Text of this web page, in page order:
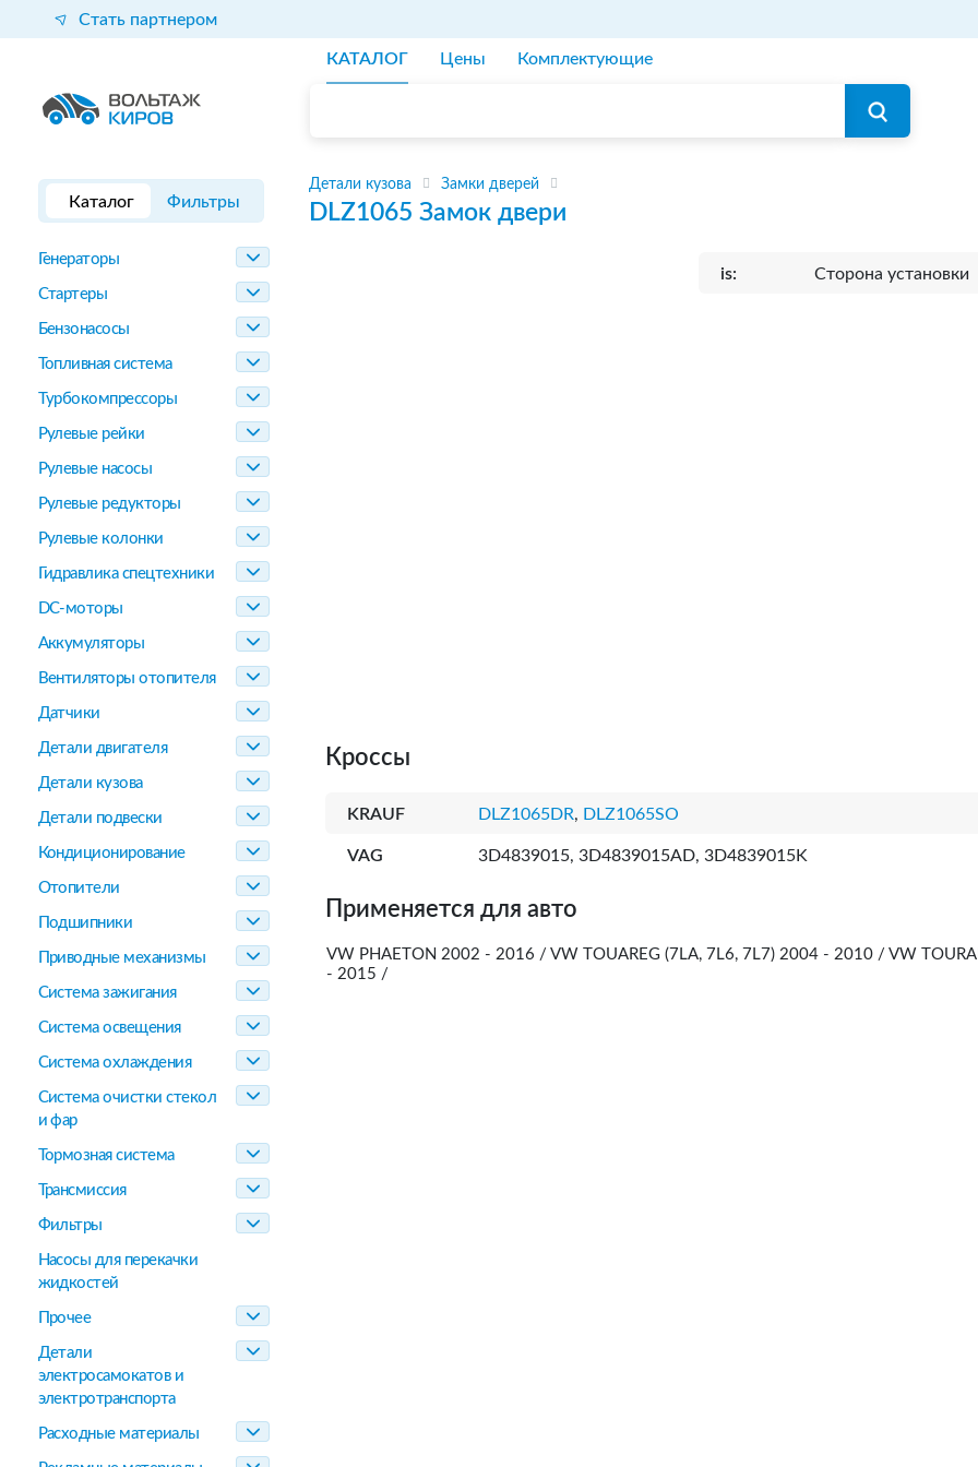
Стать партнером
КАТАЛОГ Цены Комплектующие
Каталог Фильтры
Генераторы
Стартеры
Бензонасосы
Топливная система
Турбокомпрессоры
Рулевые рейки
Рулевые насосы
Рулевые редукторы
Рулевые колонки
Гидравлика спецтехники
DC-моторы
Аккумуляторы
Вентиляторы отопителя
Датчики
Детали двигателя
Детали кузова
Детали подвески
Кондиционирование
Отопители
Подшипники
Приводные механизмы
Система зажигания
Система освещения
Система охлаждения
Система очистки стекол
и фар
Тормозная система
Трансмиссия
Фильтры
Насосы для перекачки
жидкостей
Прочее
Детали
электросамокатов и
электротранспорта
Расходные материалы
Детали кузова Замки дверей
DLZ1065 Замок двери
is: Сторона установки
Кроссы
KRAUF DLZ1065DR, DLZ1065SO
VAG 3D4839015, 3D4839015AD, 3D4839015K
Применяется для авто
VW PHAETON 2002 - 2016 / VW TOUAREG (7LA, 7L6, 7L7) 2004 - 2010 / VW
- 2015 /